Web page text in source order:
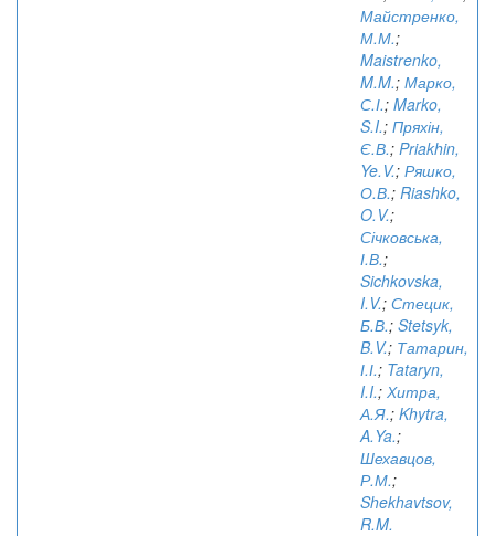
Майстренко,
М.М.;
Maistrenko,
M.M.; Марко,
С.І.; Marko,
S.I.; Пряхін,
Є.В.; Priakhin,
Ye.V.; Ряшко,
О.В.; Riashko,
O.V.;
Січковська,
І.В.;
Sichkovska,
I.V.; Стецик,
Б.В.; Stetsyk,
B.V.; Татарин,
І.І.; Tataryn,
I.I.; Хитра,
А.Я.; Khytra,
A.Ya.;
Шехавцов,
Р.М.;
Shekhavtsov,
R.M.